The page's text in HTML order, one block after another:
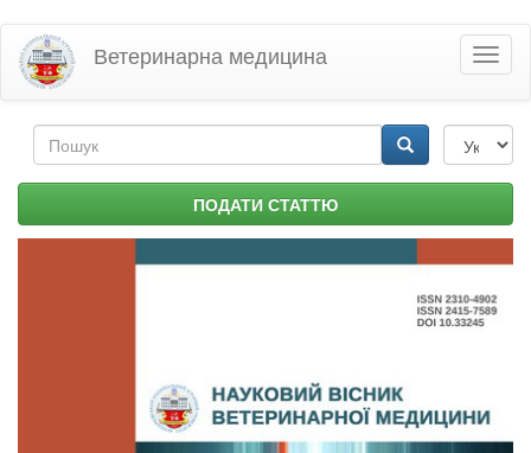
Перейти
основного
матеріалу
Ветеринарна медицина
Пошукова
форма ПОДАТИ СТАТТЮ